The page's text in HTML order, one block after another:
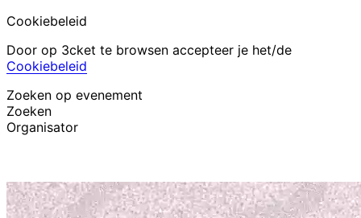
Cookiebeleid
Door op 3cket te browsen accepteer je het/de
Cookiebeleid
Zoeken op evenement
Zoeken
Organisator
Nederlands
Hulp voor deelnemerIk ben mijn ticket kwijt